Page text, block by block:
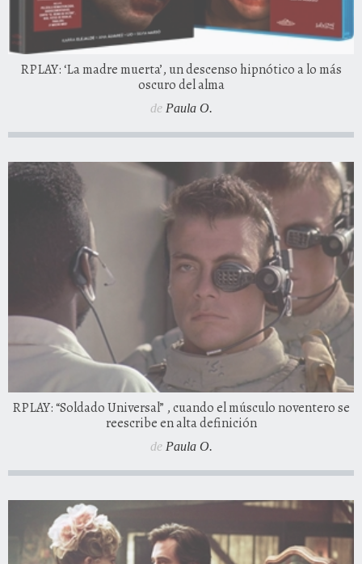
RPLAY: ‘La madre muerta’, un descenso hipnótico a lo más
oscuro del alma
de Paula O.
RPLAY: “Soldado Universal” , cuando el músculo noventero se
reescribe en alta definición
de Paula O.